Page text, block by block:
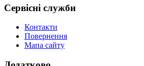
Сервісні служби
Контакти
Повернення
Мапа сайту